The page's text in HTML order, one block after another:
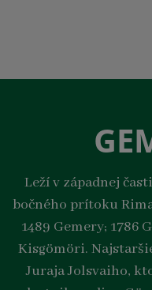
Leží v západnej
bočného prítoku
1489 Gemery; 1786
Kisgömöri.
Juraja Jolsvaiho,